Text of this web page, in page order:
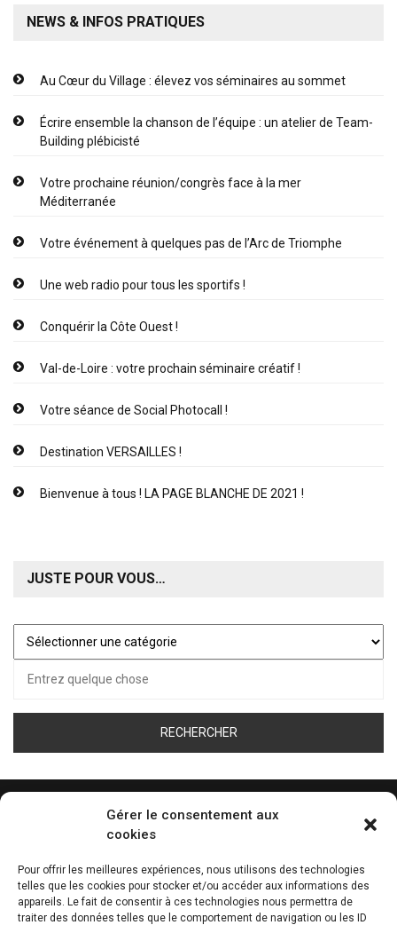
Gérer le consentement aux
cookies
Pour offrir les meilleures expériences, nous utilisons des technologies
telles que les cookies pour stocker et/ou accéder aux informations des
appareils. Le fait de consentir à ces technologies nous permettra de
traiter des données telles que le comportement de navigation ou les ID
NEWS & INFOS PRATIQUES
Au Cœur du Village : élevez vos séminaires au sommet
Écrire ensemble la chanson de l’équipe : un atelier de Team-
Building plébicisté
Votre prochaine réunion/congrès face à la mer
Méditerranée
Votre événement à quelques pas de l’Arc de Triomphe
Une web radio pour tous les sportifs !
Conquérir la Côte Ouest !
Val-de-Loire : votre prochain séminaire créatif !
Votre séance de Social Photocall !
Destination VERSAILLES !
Bienvenue à tous ! LA PAGE BLANCHE DE 2021 !
JUSTE POUR VOUS…
pour
pour :
ÉCOUTEZ LA WEB RADIO DE TOUS LES SPORT
0:00